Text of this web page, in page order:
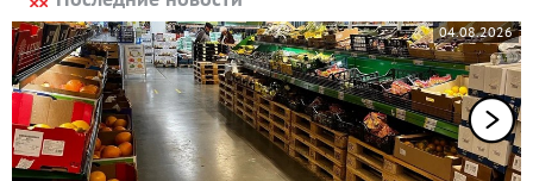
04.08.2026